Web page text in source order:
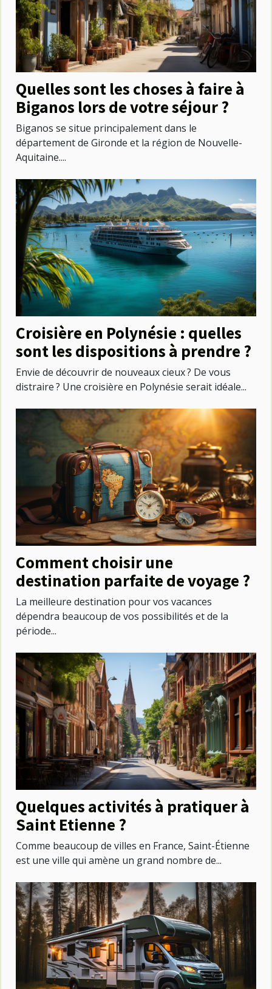
Quelles sont les choses à faire à
Biganos lors de votre séjour ?
Biganos se situe principalement dans le
département de Gironde et la région de Nouvelle-
Aquitaine....
Croisière en Polynésie : quelles
sont les dispositions à prendre ?
Envie de découvrir de nouveaux cieux ? De vous
distraire ? Une croisière en Polynésie serait idéale...
Comment choisir une
destination parfaite de voyage ?
La meilleure destination pour vos vacances
dépendra beaucoup de vos possibilités et de la
période...
Quelques activités à pratiquer à
Saint Etienne ?
Comme beaucoup de villes en France, Saint-Étienne
est une ville qui amène un grand nombre de...